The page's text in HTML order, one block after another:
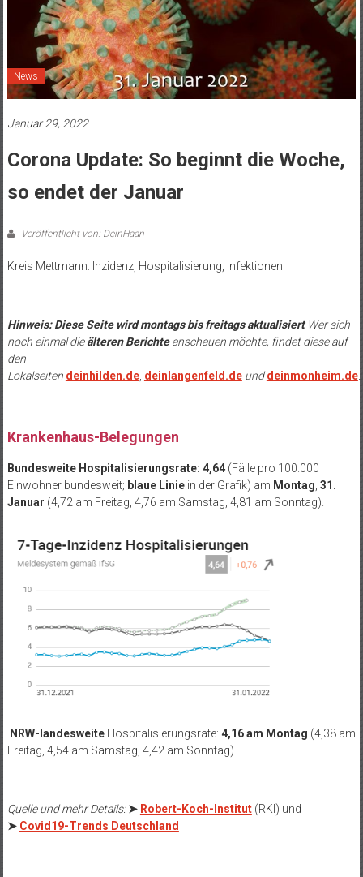
News
Januar 29, 2022
Corona Update: So beginnt die Woche,
so endet der Januar
Veröffentlicht von: DeinHaan
Kreis Mettmann: Inzidenz, Hospitalisierung, Infektionen
Hinweis: Diese Seite wird montags bis freitags aktualisiert Wer sich
noch einmal dieälteren Berichteanschauen möchte, findet diese auf
den
Lokalseiten deinhilden.de, deinlangenfeld.deunddeinmonheim.de.
Krankenhaus-Belegungen
Bundesweite Hospitalisierungsrate: 4,64 (Fälle pro 100.000
Einwohner bundesweit; blaue Liniein der Grafik) am Montag 31.
Januar (4,72 am Freitag, 4,76 am Samstag, 4,81 am Sonntag).
NRW-landesweiteHospitalisierungsrate: 4,16 am Montag (4,38 am
Freitag, 4,54 am Samstag, 4,42 am Sonntag).
Quelle und mehr Details:➤ Robert-Koch-Institut(RKI) und
➤ Covid19-Trends Deutschland